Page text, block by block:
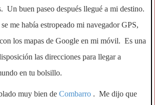
Un buen paseo después llegué a mi destino.
me había estropeado mi navegador GPS,
los mapas de Google en mi móvil. Es una
las direcciones para llegar a
en tu bolsillo.
muy bien de Combarro . Me dijo que